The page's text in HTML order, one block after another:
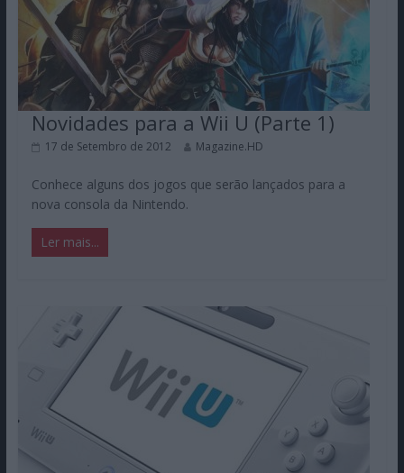
Novidades para a Wii U (Parte 1)
17 de Setembro de 2012 Magazine.HD
Conhece alguns dos jogos que serão lançados para a
nova consola da Nintendo.
Ler mais...